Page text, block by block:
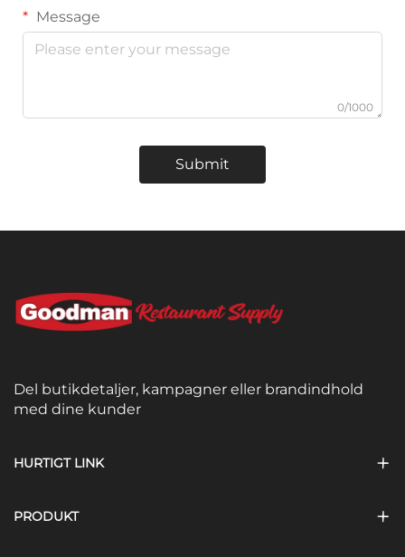
Message
0/1000
Submit
Del butikdetaljer, kampagner eller brandindhold
med dine kunder
HURTIGT LINK
PRODUKT